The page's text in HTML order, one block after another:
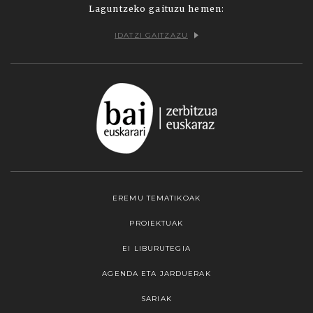
Laguntzeko gaituzu hemen:
IDATZI GAITZAZU
EREMU TEMATIKOAK
PROIEKTUAK
EI LIBURUTEGIA
AGENDA ETA JARDUERAK
SARIAK